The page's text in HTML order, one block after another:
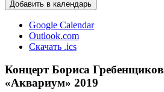
Добавить в календарь
Google Calendar
Outlook.com
Скачать .ics
Концерт Бориса
«Аквариум» 2019